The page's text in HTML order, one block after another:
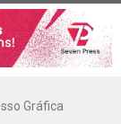
Gráfica